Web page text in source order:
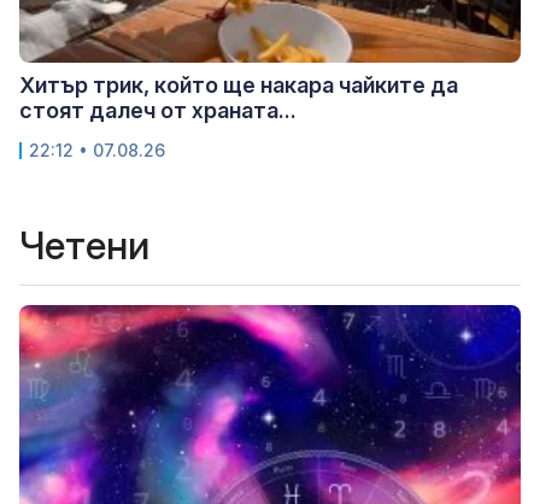
Хитър трик, който ще накара чайките да
стоят далеч от храната...
22:12 • 07.08.26
Четени